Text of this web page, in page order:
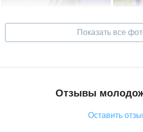
Показать все
Отзывы
Оставить